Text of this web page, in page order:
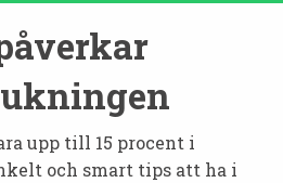
upp till 15 procent i
och smart tips att ha i